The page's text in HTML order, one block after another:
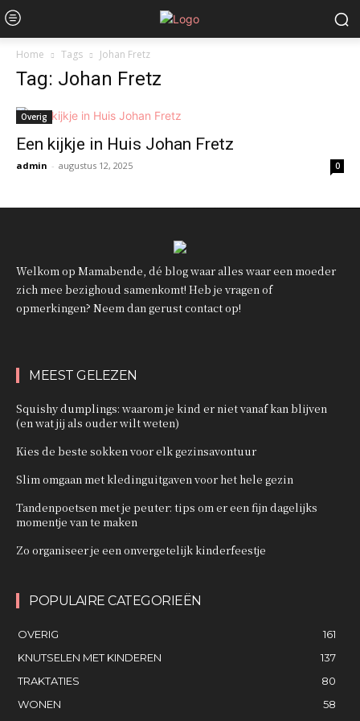
Home Tags Johan Fretz
Tag: Johan Fretz
Overig
Een kijkje in Huis Johan Fretz
admin - augustus 12, 2025 0
Welkom op Mamabende, dé blog waar alles waar een moeder
zich mee bezighoud samenkomt! Heb je vragen of
opmerkingen? Neem dan gerust contact op!
MEEST GELEZEN
Squishy dumplings: waarom je kind er niet vanaf kan blijven
(en wat jij als ouder wilt weten)
Kies de beste sokken voor elk gezinsavontuur
Slim omgaan met kledinguitgaven voor het hele gezin
Tandenpoetsen met je peuter: tips om er een fijn dagelijks
momentje van te maken
Zo organiseer je een onvergetelijk kinderfeestje
POPULAIRE CATEGORIEËN
OVERIG
161
KNUTSELEN MET KINDEREN
137
TRAKTATIES
80
WONEN
58